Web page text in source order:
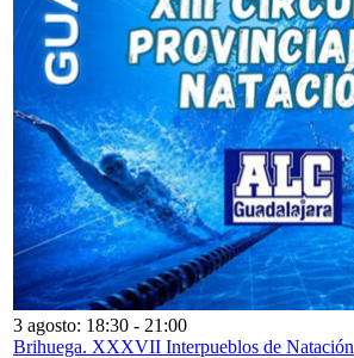
3 agosto: 18:30 - 21:00
Brihuega. XXXVII Interpueblos de Natación